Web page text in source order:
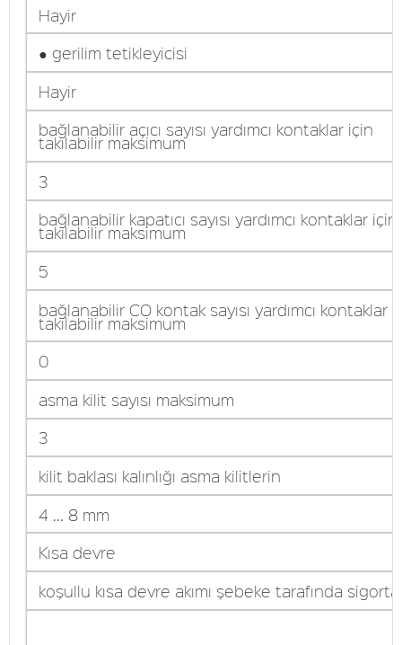
Hayir
● gerilim tetikleyicisi
Hayir
bağlanabilir açıcı sayısı yardımcı kontaklar için
takılabilir maksimum
3
bağlanabilir kapatıcı sayısı yardımcı kontaklar için
takılabilir maksimum
5
bağlanabilir CO kontak sayısı yardımcı kontaklar
takılabilir maksimum
0
asma kilit sayısı maksimum
3
kilit baklası kalınlığı asma kilitlerin
4 ... 8 mm
Kısa devre
koşullu kısa devre akımı şebeke tarafında